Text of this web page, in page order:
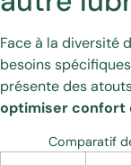
Face à la diversité
besoins
présente des
optimiser confort
Comparatif